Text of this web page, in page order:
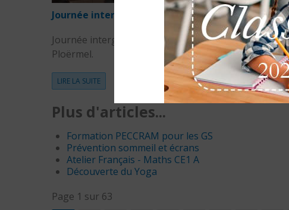
Journée intergénérationnelle
Journée intergénérationnelle à la Fourmilière à
Ploërmel.
LIRE LA SUITE
Plus d'articles...
Formation PECCRAM pour les GS
Prévention sommeil et écrans
Atelier Français - Maths CE1 A
Découverte du Yoga
Page 1 sur 63